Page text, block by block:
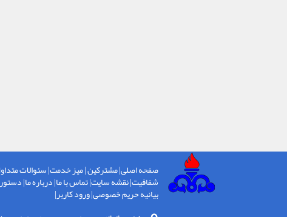
صفحه اصلی|مشترکین|میز خدمت|سئوالات
شفافیت|نقشه سایت|تماس با ما|درباره ما|
بیانیه حریم خصوصی|ورود کاربر|